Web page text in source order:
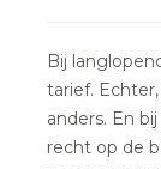
Bij
tarief.
anders. En
recht op de